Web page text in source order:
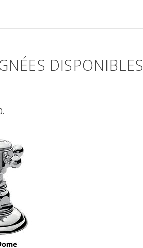
DISPONIBLES